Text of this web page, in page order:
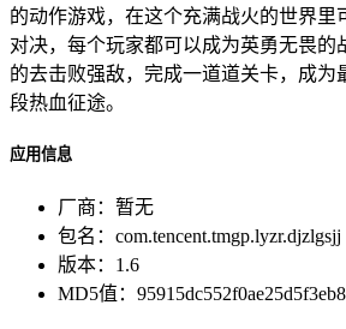
的动作游戏，在这个充满战火的世界里
对决，每个玩家都可以成为英勇无畏的
的去击败强敌，完成一道道关卡，成为
段热血征途。
应用信息
厂商： 暂无
包名： com.tencent.tmgp.lyzr.djzlgsjj
版本： 1.6
MD5值：